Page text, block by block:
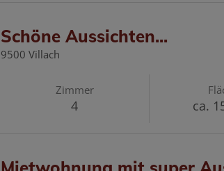
Schöne Aussichten...
9500 Villach
Zimmer
4 ca.